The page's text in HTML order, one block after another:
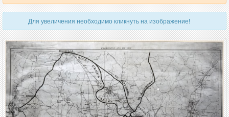
Для увеличения необходимо кликнуть на изображение!